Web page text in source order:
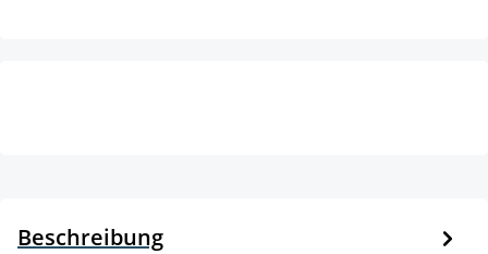
Beschreibung